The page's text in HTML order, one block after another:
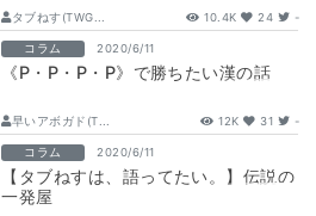
タブねす(TWG... 10.4K 24 -
コラム 2020/6/11
《P・P・P・P》で勝ちたい漢の話
早いアボガド(T... 12K 31 -
コラム 2020/6/11
【タブねすは、語ってたい。】伝説の
一発屋